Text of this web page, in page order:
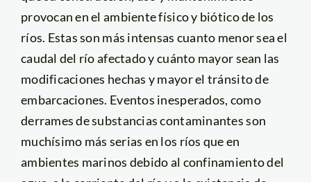
provocan en el ambiente físico y biótico de los
ríos. Estas son más intensas cuanto menor sea el
caudal del río afectado y cuánto mayor sean las
modificaciones hechas y mayor el tránsito de
embarcaciones. Eventos inesperados, como
derrames de substancias contaminantes son
muchísimo más serias en los ríos que en
ambientes marinos debido al confinamiento del